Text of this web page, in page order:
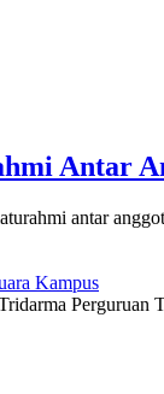
Antar
antar
Perguruan